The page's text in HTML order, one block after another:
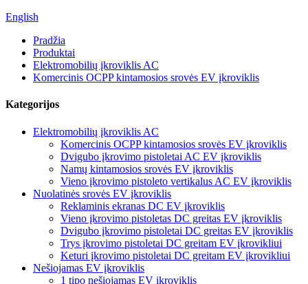
English
Pradžia
Produktai
Elektromobilių įkroviklis AC
Komercinis OCPP kintamosios srovės EV įkroviklis
Kategorijos
Elektromobilių įkroviklis AC
Komercinis OCPP kintamosios srovės EV įkroviklis
Dvigubo įkrovimo pistoletai AC EV įkroviklis
Namų kintamosios srovės EV įkroviklis
Vieno įkrovimo pistoleto vertikalus AC EV įkroviklis
Nuolatinės srovės EV įkroviklis
Reklaminis ekranas DC EV įkroviklis
Vieno įkrovimo pistoletas DC greitas EV įkroviklis
Dvigubo įkrovimo pistoletai DC greitas EV įkroviklis
Trys įkrovimo pistoletai DC greitam EV įkrovikliui
Keturi įkrovimo pistoletai DC greitam EV įkrovikliui
Nešiojamas EV įkroviklis
1 tipo nešiojamas EV įkroviklis